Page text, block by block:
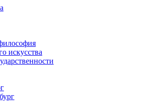
искусства